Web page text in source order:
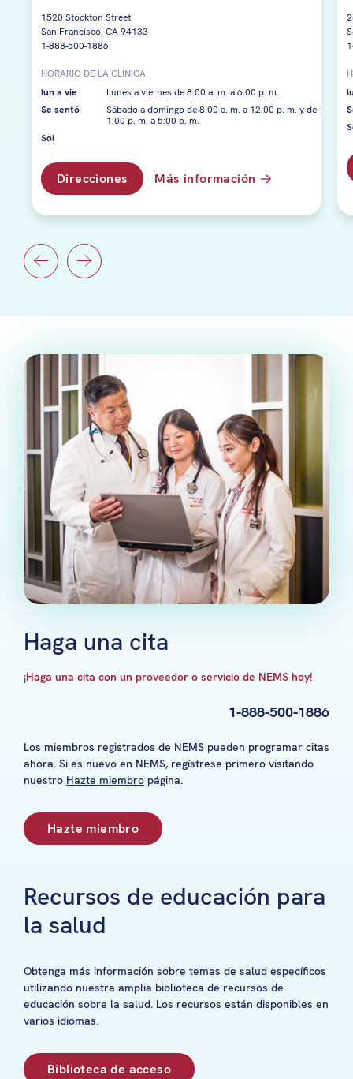
1520 Stockton Street
San Francisco, CA 94133
1-888-500-1886
HORARIO DE LA CLÍNICA
lun a vie
Lunes a viernes de 8:00 a. m. a 6:00 p. m.
Se sentó
Sábado a domingo de 8:00 a. m. a 12:00 p. m. y de
1:00 p. m. a 5:00 p. m.
Sol
Direcciones Más información
Haga una cita
¡Haga una cita con un proveedor o servicio de NEMS hoy!
1-888-500-1886
Los miembros registrados de NEMS pueden programar citas
ahora. Si es nuevo en NEMS, regístrese primero visitando
nuestro Hazte miembro página.
Hazte miembro
Recursos de educación para
la salud
Obtenga más información sobre temas de salud específicos
utilizando nuestra amplia biblioteca de recursos de
educación sobre la salud. Los recursos están disponibles en
varios idiomas.
Biblioteca de acceso